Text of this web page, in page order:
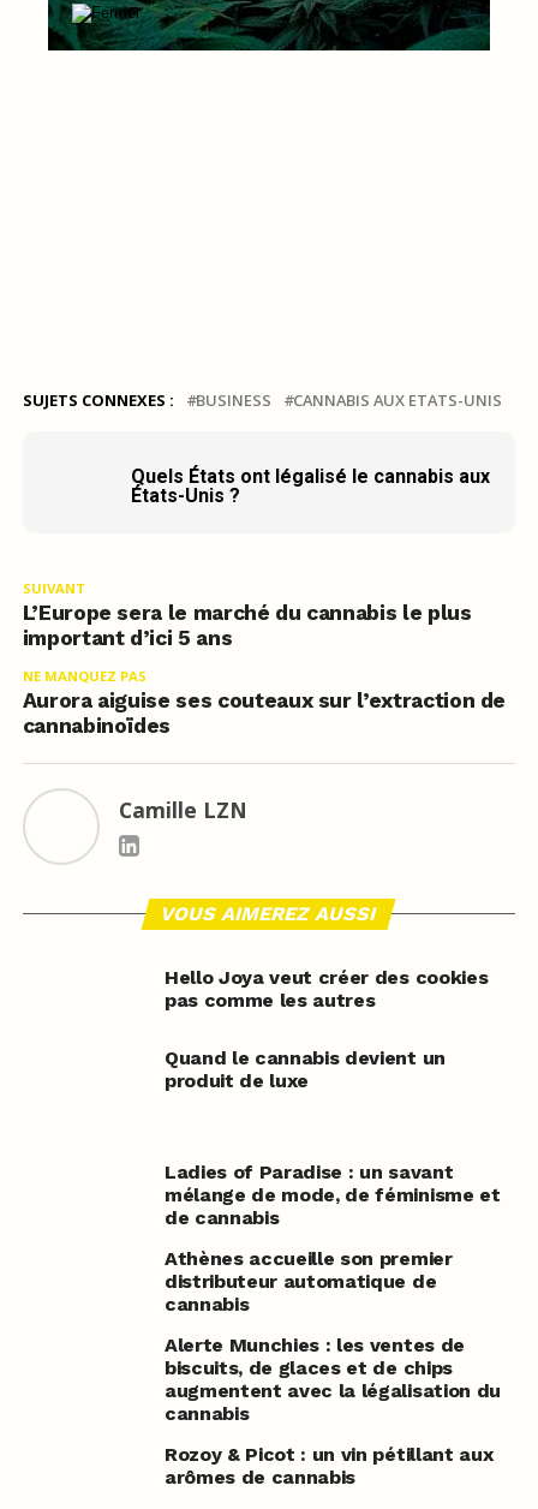
SUJETS CONNEXES : BUSINESS CANNABIS AUX ETATS-UNIS
Quels États ont légalisé le cannabis aux
États-Unis ?
SUIVANT
L’Europe sera le marché du cannabis le plus
important d’ici 5 ans
NE MANQUEZ PAS
Aurora aiguise ses couteaux sur l’extraction de
cannabinoïdes
Camille LZN
VOUS AIMEREZ AUSSI
Hello Joya veut créer des cookies
pas comme les autres
Quand le cannabis devient un
produit de luxe
Ladies of Paradise : un savant
mélange de mode, de féminisme et
de cannabis
Athènes accueille son premier
distributeur automatique de
cannabis
Alerte Munchies : les ventes de
biscuits, de glaces et de chips
augmentent avec la légalisation du
cannabis
Rozoy & Picot : un vin pétillant aux
arômes de cannabis